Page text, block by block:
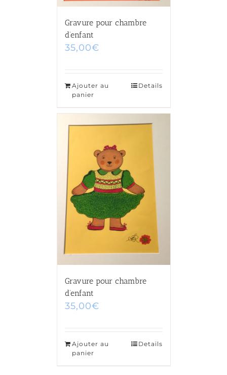
Gravure pour chambre
d’enfant
35,00€
Ajouter au
panier
Details
Gravure pour chambre
d’enfant
35,00€
Ajouter au
panier
Details